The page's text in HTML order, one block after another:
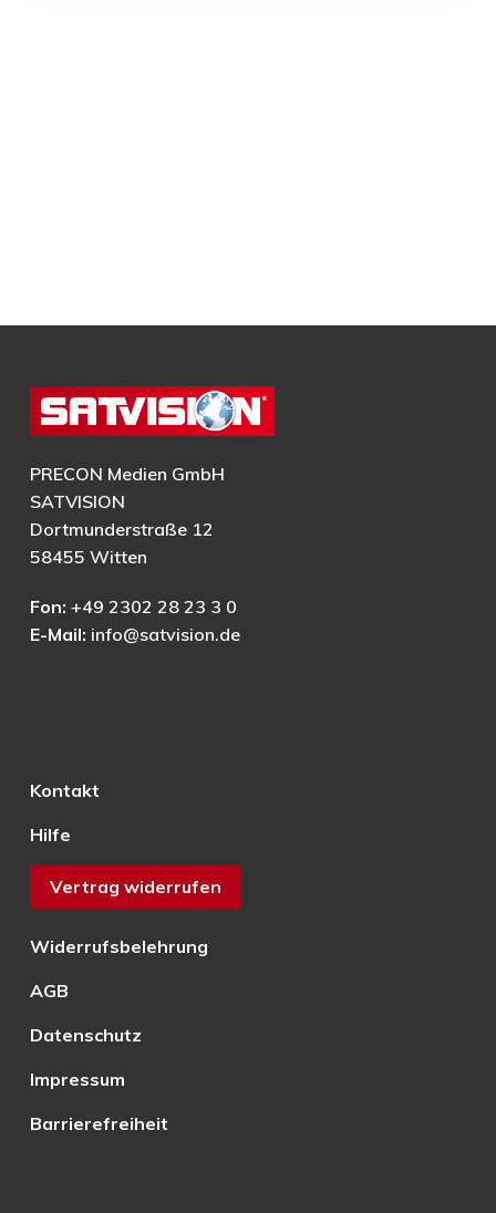
PRECON Medien GmbH
SATVISION
Dortmunderstraße 12
58455 Witten
Fon: +49 2302 28 23 3 0
E-Mail: info@satvision.de
Kontakt
Hilfe
Vertrag widerrufen
Widerrufsbelehrung
AGB
Datenschutz
Impressum
Barrierefreiheit